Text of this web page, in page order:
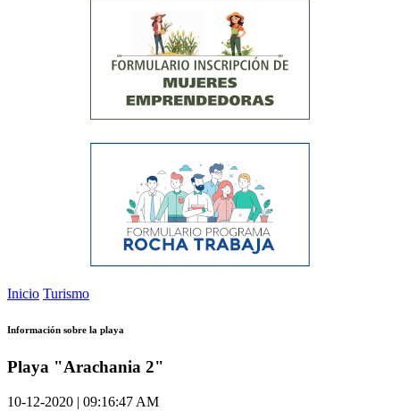
Inicio Turismo
Información sobre la playa
Playa "Arachania 2"
10-12-2020 | 09:16:47 AM